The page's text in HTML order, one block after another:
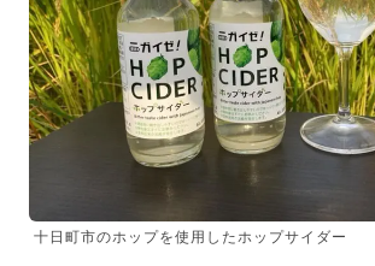
十日町市のホップを使用したホップサイダー